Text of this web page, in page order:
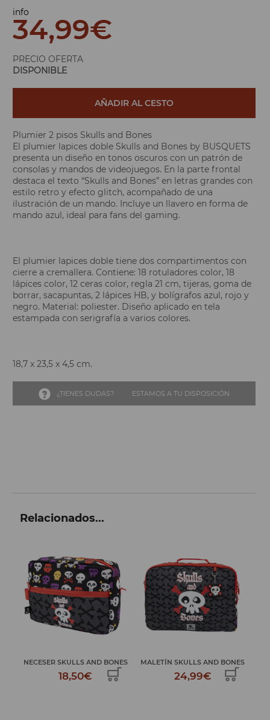
info
34,99€
PRECIO OFERTA
DISPONIBLE
AÑADIR AL CESTO
Plumier 2 pisos Skulls and Bones
El plumier lapices doble Skulls and Bones by BUSQUETS
presenta un diseño en tonos oscuros con un patrón de
consolas y mandos de videojuegos. En la parte frontal
destaca el texto “Skulls and Bones” en letras grandes con
estilo retro y efecto glitch, acompañado de una
ilustración de un mando. Incluye un llavero en forma de
mando azul, ideal para fans del gaming.
El plumier lapices doble tiene dos compartimentos con
cierre a cremallera. Contiene: 18 rotuladores color, 18
lápices color, 12 ceras color, regla 21 cm, tijeras, goma de
borrar, sacapuntas, 2 lápices HB, y bolígrafos azul, rojo y
negro. Material: poliester. Diseño aplicado en tela
estampada con serigrafía a varios colores.
18,7 x 23,5 x 4,5 cm.
¿TIENES DUDAS? ESTAMOS A TU DISPOSICIÓN
Relacionados...
NECESER SKULLS AND BONES
18,50€
MALETÍN SKULLS AND BONES
24,99€